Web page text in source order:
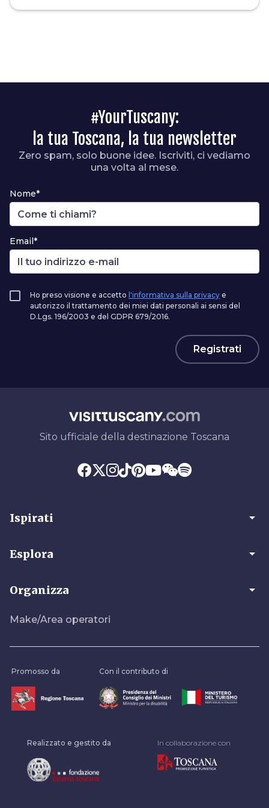
#YourTuscany:
la tua Toscana, la tua newsletter
Zero spam, solo buone idee. Iscriviti, ci vediamo
una volta al mese.
Nome*
Email*
Ho preso visione e accetto l'informativa sulla privacy e
autorizzo il trattamento dei miei dati personali ai sensi del
D.Lgs. 196/2003 e del GDPR 679/2016.
Registrati
Sito ufficiale della destinazione Toscana
Ispirati arrow_drop_down
Esplora arrow_drop_down
Organizza arrow_drop_down
Make/Area operatori
Promosso da Con il contributo di
Realizzato e gestito da In collaborazione con